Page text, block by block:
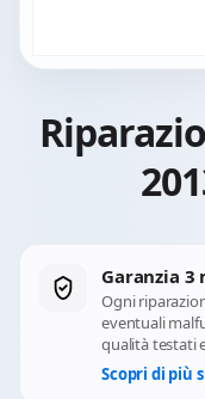
Garanzia 3
Ogni
eventuali
qualità testati
Scopri di più